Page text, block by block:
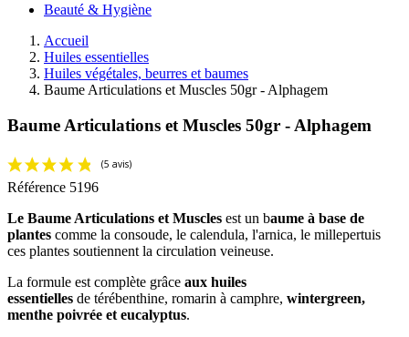
Beauté & Hygiène
Accueil
Huiles essentielles
Huiles végétales, beurres et baumes
Baume Articulations et Muscles 50gr - Alphagem
Baume Articulations et Muscles 50gr - Alphagem
Référence 5196
Le Baume Articulations et Muscles est un baume à base de
plantes comme la consoude, le calendula, l'arnica, le millepertuis
ces plantes soutiennent la circulation veineuse.
La formule est complète grâce aux huiles
essentielles de térébenthine, romarin à camphre, wintergreen,
menthe poivrée et eucalyptus.